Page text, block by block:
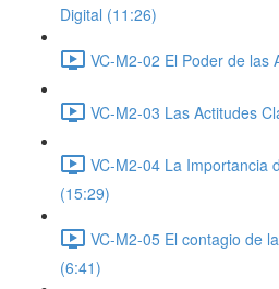
Digital (11:26)
VC-M2-02 El Poder de las
VC-M2-03 Las Actitudes
VC-M2-04 La Importancia
(15:29)
VC-M2-05 El contagio de
(6:41)